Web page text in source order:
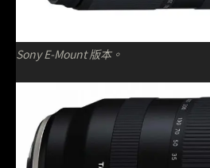
Sony E-Mount 版本。